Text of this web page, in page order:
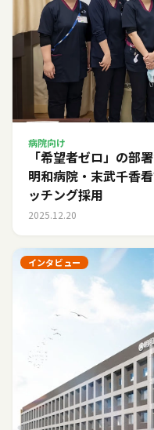
病院向け
「希望者ゼロ」の部
明和病院・末武千香
ッチング採用
2025.12.20
インタビュー